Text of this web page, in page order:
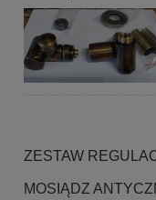
ZESTAW
MOSIĄDZ